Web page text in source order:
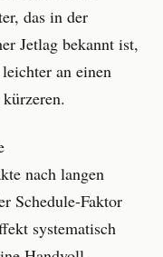
das in der
Jetlag bekannt ist,
an einen
nach langen
Schedule-Faktor
systematisch